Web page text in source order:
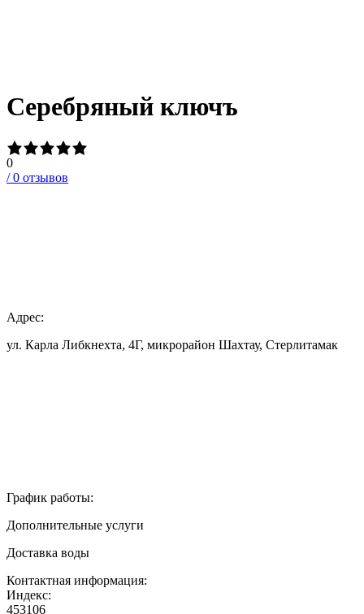
Серебряный ключъ
0
/0 отзывов
Адрес:
ул. Карла Либкнехта, 4Г, микрорайон Шахтау, Стерлитамак
График работы:
Дополнительные услуги
Доставка воды
Контактная информация:
Индекс:
453106